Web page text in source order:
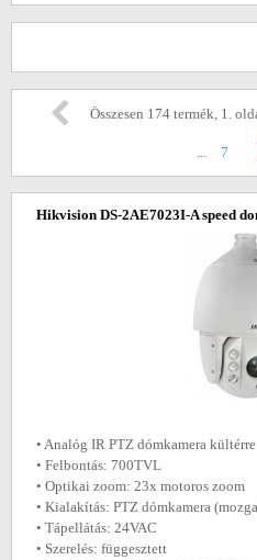
Összesen 174 termék, 1.
... 7
Hikvision DS-2AE7023I-A speed
• Analóg IR PTZ dómkamera kültérre
• Felbontás: 700TVL
• Optikai zoom: 23x motoros zoom
• Kialakítás: PTZ dómkamera
• Tápellátás: 24VAC
• Szerelés: függesztett